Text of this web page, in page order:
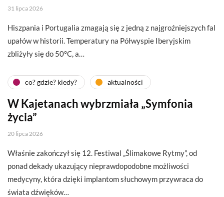
31 lipca 2026
Hiszpania i Portugalia zmagają się z jedną z najgroźniejszych fal
upałów w historii. Temperatury na Półwyspie Iberyjskim
zbliżyły się do 50°C, a…
co? gdzie? kiedy? aktualności
W Kajetanach wybrzmiała „Symfonia
życia”
20 lipca 2026
Właśnie zakończył się 12. Festiwal „Ślimakowe Rytmy”, od
ponad dekady ukazujący nieprawdopodobne możliwości
medycyny, która dzięki implantom słuchowym przywraca do
świata dźwięków…